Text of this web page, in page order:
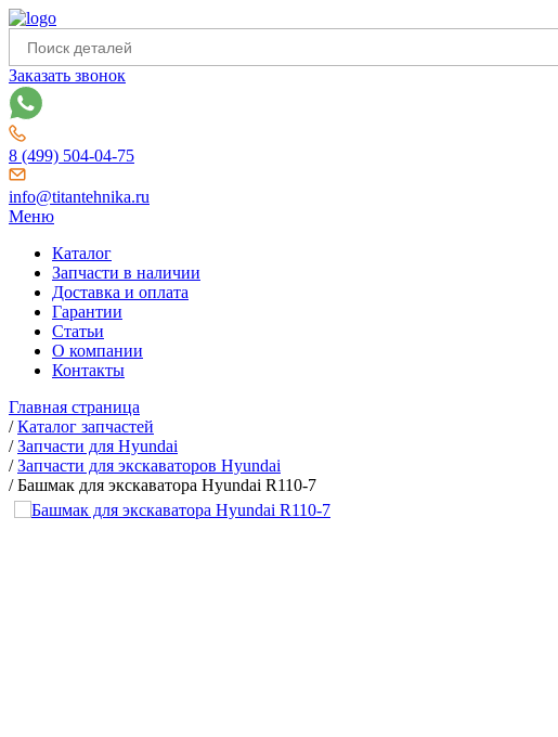
Заказать звонок
8 (499) 504-04-75
info@titantehnika.ru
Меню
Каталог
Запчасти в наличии
Доставка и оплата
Гарантии
Статьи
О компании
Контакты
Главная страница
/Каталог запчастей
/Запчасти для Hyundai
/Запчасти для экскаваторов Hyundai
/Башмак для экскаватора Hyundai R110-7